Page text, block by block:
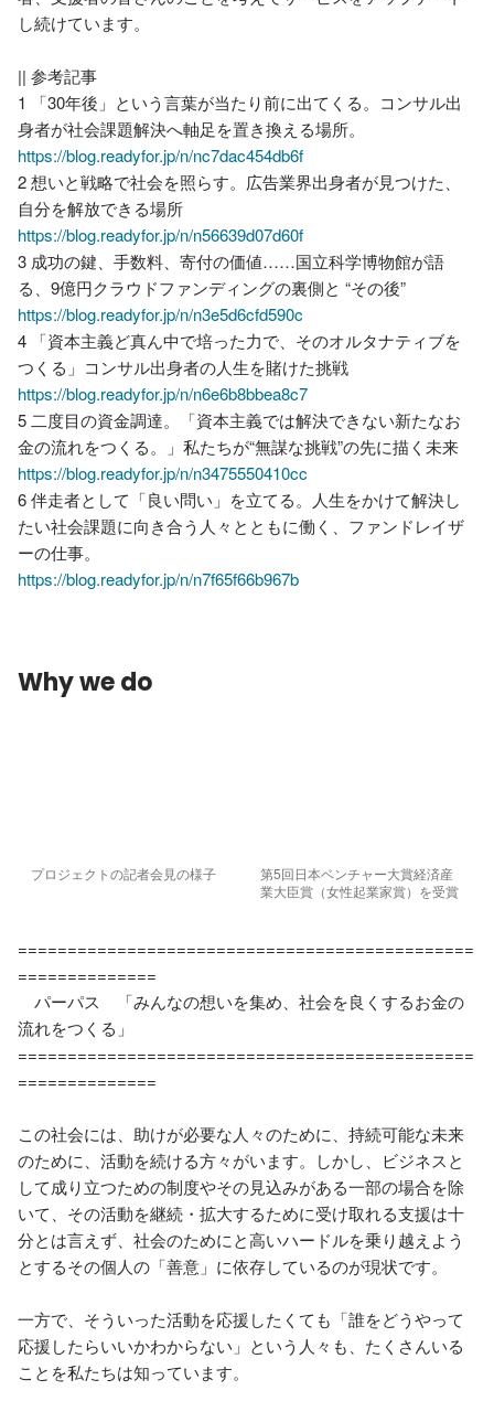
し続けています。
|| 参考記事
1 「30年後」という言葉が当たり前に出てくる。コンサル出
https://blog.readyfor.jp/n/nc7dac454db6f
2 想いと戦略で社会を照らす。広告業界出身者が見つけた、
https://blog.readyfor.jp/n/n56639d07d60f
3 成功の鍵、手数料、寄付の価値……国立科学博物館が語
https://blog.readyfor.jp/n/n3e5d6cfd590c
4 「資本主義ど真ん中で培った力で、そのオルタナティブを
https://blog.readyfor.jp/n/n6e6b8bbea8c7
5 二度目の資金調達。「資本主義では解決できない新たなお
https://blog.readyfor.jp/n/n3475550410cc
6 伴走者として「良い問い」を立てる。人生をかけて解決し
たい社会課題に向き合う人々とともに働く、ファンドレイザ
https://blog.readyfor.jp/n/n7f65f66b967b
Why we do
プロジェクトの記者会見の様子
第5回日本ベンチャー大賞経済産
業大臣賞（女性起業家賞）を受賞
==============================================
==============
パーパス　「みんなの想いを集め、社会を良くするお金の
流れをつくる」
==============================================
==============
この社会には、助けが必要な人々のために、持続可能な未来
のために、活動を続ける方々がいます。しかし、ビジネスと
して成り立つための制度やその見込みがある一部の場合を除
いて、その活動を継続・拡大するために受け取れる支援は十
分とは言えず、社会のためにと高いハードルを乗り越えよう
とするその個人の「善意」に依存しているのが現状です。
一方で、そういった活動を応援したくても「誰をどうやって
応援したらいいかわからない」という人々も、たくさんいる
ことを私たちは知っています。